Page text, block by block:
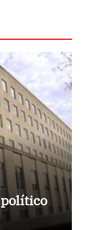
político